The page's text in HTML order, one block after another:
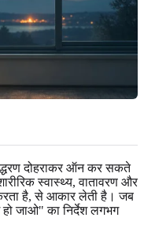
दोहराकर ऑन कर सकते
स्वास्थ्य, वातावरण और
है, से आकार लेती है। जब
जाओ" का निर्देश लगभग